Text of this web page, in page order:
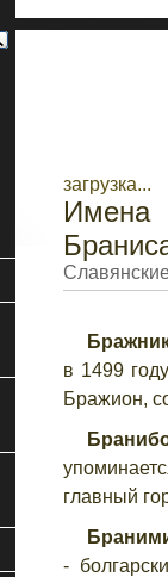
загрузка...
в 1499
Бражион,
главный
-